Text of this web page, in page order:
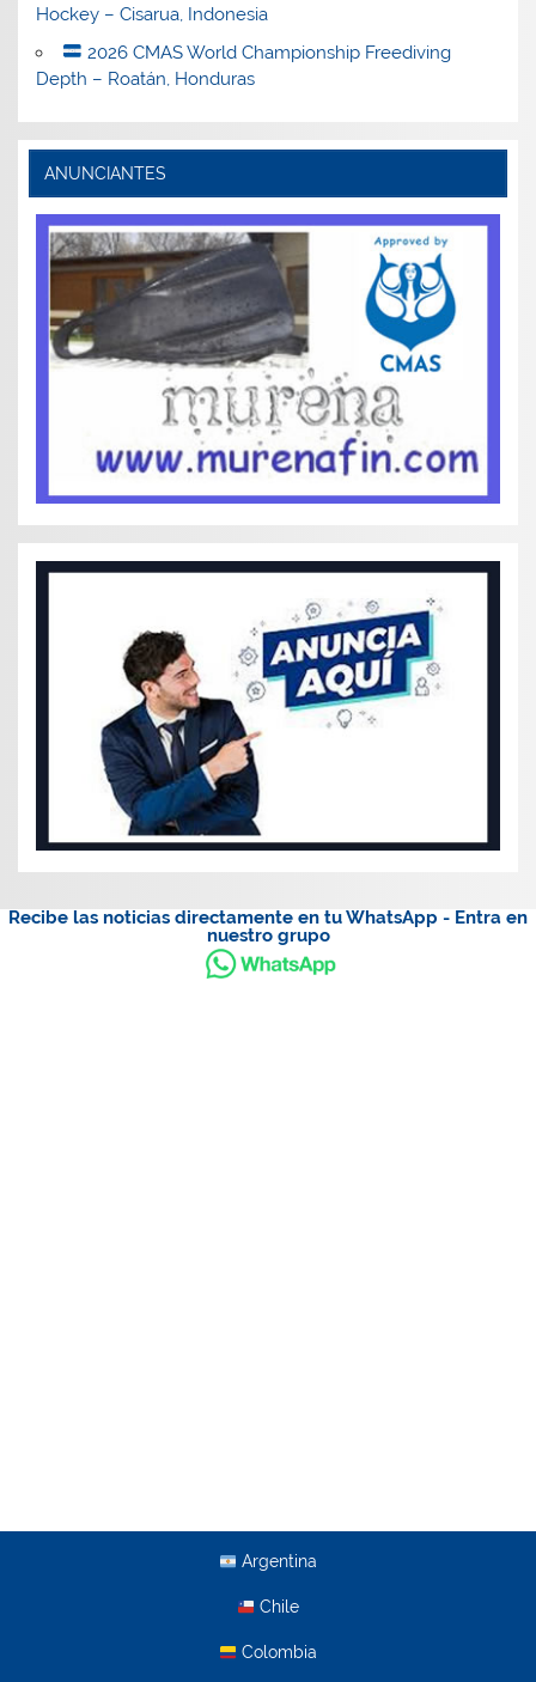
Hockey – Cisarua, Indonesia
2026 CMAS World Championship Freediving
Depth – Roatán, Honduras
ANUNCIANTES
Recibe las noticias directamente en tu WhatsApp - Entra en
nuestro grupo
Argentina
Chile
Colombia